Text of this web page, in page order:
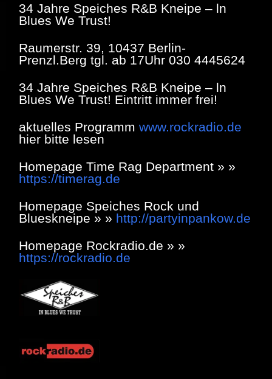
34 Jahre Speiches R&B Kneipe – ln
Blues We Trust!
Raumerstr. 39, 10437 Berlin-
Prenzl.Berg tgl. ab 17Uhr 030 4445624
34 Jahre Speiches R&B Kneipe – ln
Blues We Trust! Eintritt immer frei!
aktuelles Programm www.rockradio.de
hier bitte lesen
Homepage Time Rag Department » »
https://timerag.de
Homepage Speiches Rock und
Blueskneipe » » http://partyinpankow.de
Homepage Rockradio.de » »
https://rockradio.de